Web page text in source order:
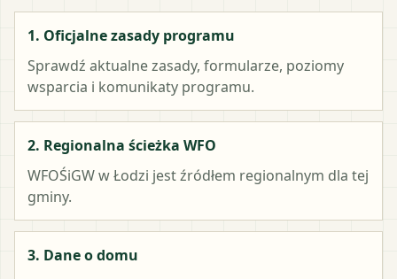
1. Oficjalne zasady programu
Sprawdź aktualne zasady, formularze, poziomy
wsparcia i komunikaty programu.
2. Regionalna ścieżka WFO
WFOŚiGW w Łodzi jest źródłem regionalnym dla tej
gminy.
3. Dane o domu